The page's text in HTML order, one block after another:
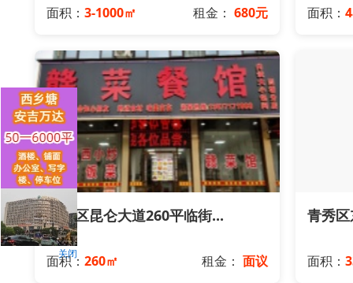
面积： 3-1000㎡ 租金： 680元 面积：
兴宁区昆仑大道260平临街...
面积： 260㎡ 租金： 面议
青秀
面积：
关闭